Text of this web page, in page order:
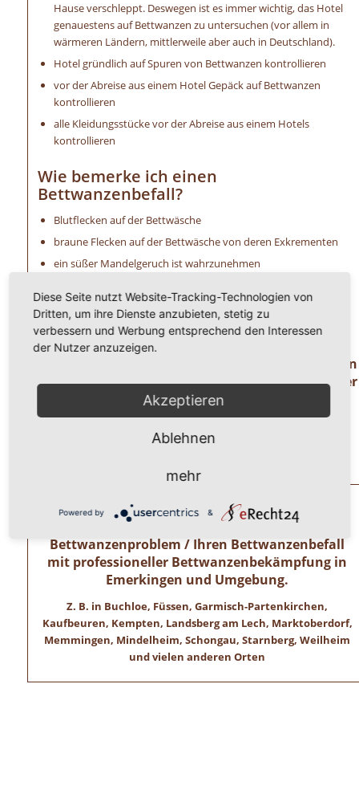
Hause verschleppt. Deswegen ist es immer wichtig, das Hotel
genauestens auf Bettwanzen zu untersuchen (vor allem in
wärmeren Ländern, mittlerweile aber auch in Deutschland).
Hotel gründlich auf Spuren von Bettwanzen kontrollieren
vor der Abreise aus einem Hotel Gepäck auf Bettwanzen
kontrollieren
alle Kleidungsstücke vor der Abreise aus einem Hotels
kontrollieren
Wie bemerke ich einen
Bettwanzenbefall?
Blutflecken auf der Bettwäsche
braune Flecken auf der Bettwäsche von deren Exkrementen
ein süßer Mandelgeruch ist wahrzunehmen
allergische Reaktionen, wie Hautirritationen u. a.
unangenehmer Juckreiz
Haben Sie Fragen oder benötigen Hilfe ? Dann
rufen Sie uns einfach an unter der
0 8 2 4 1 / 8 0 2 9 1 7 1.
Allgäuer Kammerjäger – Zertifizierte
Schädlingsbekämpfer lösen Ihr
Bettwanzenproblem / Ihren Bettwanzenbefall
mit professioneller Bettwanzenbekämpfung in
Emerkingen und Umgebung.
Z. B. in Buchloe, Füssen, Garmisch-Partenkirchen,
Kaufbeuren, Kempten, Landsberg am Lech, Marktoberdorf,
Memmingen, Mindelheim, Schongau, Starnberg, Weilheim
und vielen anderen Orten
Diese Seite nutzt Website-Tracking-Technologien von
Dritten, um ihre Dienste anzubieten, stetig zu
verbessern und Werbung entsprechend den Interessen
der Nutzer anzuzeigen.
Akzeptieren
Ablehnen
mehr
Powered by &